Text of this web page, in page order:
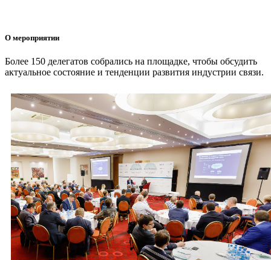
О мероприятии
Более 150 делегатов собрались на площадке, чтобы обсудить
актуальное состояние и тенденции развития индустрии связи.